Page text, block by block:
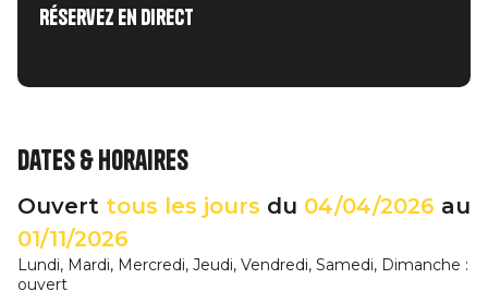
Réservez en direct
Dates & horaires
Ouvert tous les jours du 04/04/2026 au
01/11/2026
Lundi, Mardi, Mercredi, Jeudi, Vendredi, Samedi, Dimanche :
ouvert